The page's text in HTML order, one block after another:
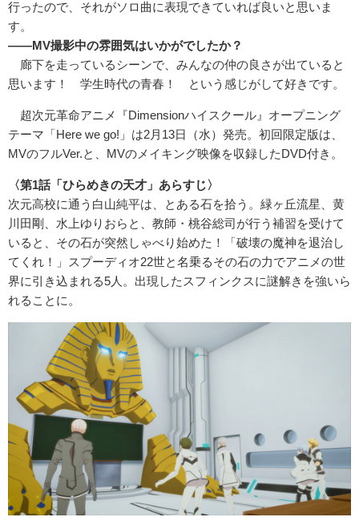
行ったので、それがソロ曲に表現できていれば良いと思いま
す。
――MV撮影中の雰囲気はいかがでしたか？
廊下を走っているシーンで、みんなの仲の良さが出ていると
思います！ 学生時代の青春！ という感じがして好きです。
超次元革命アニメ『Dimensionハイスクール』オープニング
テーマ「Here we go!」は2月13日（水）発売。初回限定版は、
MVのフルVer.と、MVのメイキング映像を収録したDVD付き。
〈第1話「ひらめきの天才」あらすじ〉
次元高校に通う白山純平は、とある石を拾う。緑ヶ丘流星、黄
川田剛、水上ゆりおらと、教師・桃谷総司が行う補習を受けて
いると、その石が突然しゃべり始めた！「破壊の魔神を退治し
てくれ！」スプーディオ22世と名乗るその石の力でアニメの世
界に引き込まれる5人。出現したスフィンクスに謎解きを強いら
れることに。